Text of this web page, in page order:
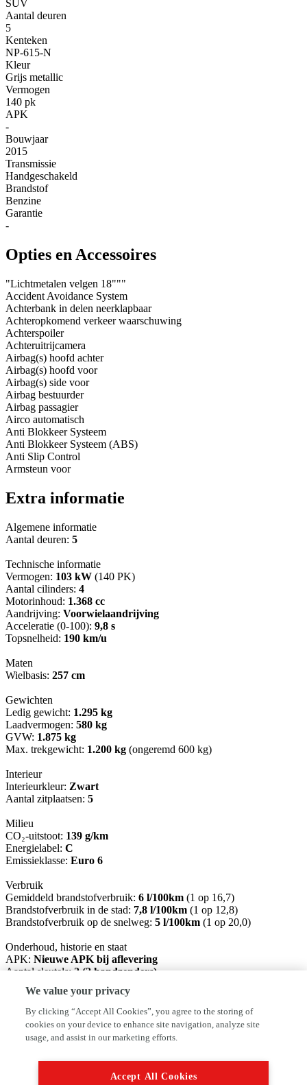
SUV
Aantal deuren
5
Kenteken
NP-615-N
Kleur
Grijs metallic
Vermogen
140 pk
APK
-
Bouwjaar
2015
Transmissie
Handgeschakeld
Brandstof
Benzine
Garantie
-
Opties en Accessoires
"Lichtmetalen velgen 18"""
Accident Avoidance System
Achterbank in delen neerklapbaar
Achteropkomend verkeer waarschuwing
Achterspoiler
Achteruitrijcamera
Airbag(s) hoofd achter
Airbag(s) hoofd voor
Airbag(s) side voor
Airbag bestuurder
Airbag passagier
Airco automatisch
Anti Blokkeer Systeem
Anti Blokkeer Systeem (ABS)
Anti Slip Control
Armsteun voor
Extra informatie
Algemene informatie
Aantal deuren: 5
Technische informatie
Vermogen: 103 kW (140 PK)
Aantal cilinders: 4
Motorinhoud: 1.368 cc
Aandrijving: Voorwielaandrijving
Acceleratie (0-100): 9,8 s
Topsnelheid: 190 km/u
Maten
Wielbasis: 257 cm
Gewichten
Ledig gewicht: 1.295 kg
Laadvermogen: 580 kg
GVW: 1.875 kg
Max. trekgewicht: 1.200 kg (ongeremd 600 kg)
Interieur
Interieurkleur: Zwart
Aantal zitplaatsen: 5
Milieu
CO₂-uitstoot: 139 g/km
Energielabel: C
Emissieklasse: Euro 6
Verbruik
Gemiddeld brandstofverbruik: 6 l/100km (1 op 16,7)
Brandstofverbruik in de stad: 7,8 l/100km (1 op 12,8)
Brandstofverbruik op de snelweg: 5 l/100km (1 op 20,0)
Onderhoud, historie en staat
APK: Nieuwe APK bij aflevering
Aantal sleutels:2 (2 handzenders)
Financiële informatie
BTW/marge:BTW niet verrekenbaar voor ondernemers
(margeregeling)
Auto Sijben Neerkant staat voor meer dan 50 jaar ervaring. Wij
op afspraak kunt U ook buiten onze openingstijden bij ons terecht .
We value your privacy
By clicking “Accept All Cookies”, you agree to the storing of
cookies on your device to enhance site navigation, analyze site
usage, and assist in our marketing efforts.
Accept All Cookies